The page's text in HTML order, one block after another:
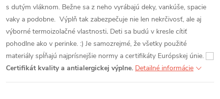
s dutým vláknom. Bežne sa z neho vyrábajú deky, vankúše, spacie
vaky a podobne. Výplň tak zabezpečuje nie len nekrčivosť, ale aj
výborné termoizolačné vlastnosti. Deti sa budú v kresle cítiť
pohodlne ako v perinke. :) Je samozrejmé, že všetky použité
materiály spĺňajú najprísnejšie normy a certifikáty Európskej únie.
Certifikát kvality a antialergickej výplne. Detailné informácie